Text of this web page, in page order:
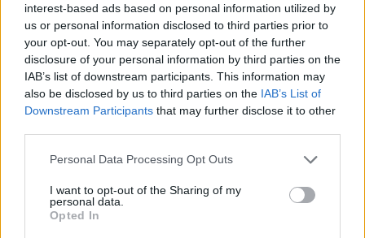
interest-based ads based on personal information utilized by
us or personal information disclosed to third parties prior to
your opt-out. You may separately opt-out of the further
disclosure of your personal information by third parties on the
IAB’s list of downstream participants. This information may
also be disclosed by us to third parties on the IAB’s List of
Downstream Participants that may further disclose it to other
Please note that this website/app uses one or more Google
not limited to your visit or usage behaviour. You may click to
grant or deny consent to Google and its third-party tags to
use your data for below specified purposes in below Google
Personal Data Processing Opt Outs
I want to opt-out of the Sharing of my
personal data.
Opted In